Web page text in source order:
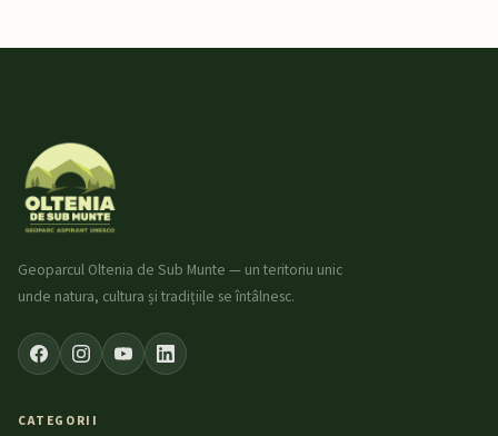
Geoparcul Oltenia de Sub Munte — un teritoriu unic
unde natura, cultura și tradițiile se întâlnesc.
CATEGORII